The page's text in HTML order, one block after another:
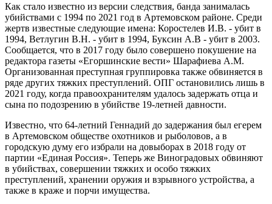
Как стало известно из версии следствия, банда занималась
убийствами с 1994 по 2021 год в Артемовском районе. Среди
жертв известные следующие имена: Коростелев И.В. - убит в
1994, Ветлугин В.Н. - убит в 1994, Буксин А.В - убит в 2003.
Сообщается, что в 2017 году было совершено покушение на
редактора газеты «Егоршинские вести» Шарафиева А.М.
Организованная преступная группировка также обвиняется в
ряде других тяжких преступлений. ОПГ остановились лишь в
2021 году, когда правоохранителям удалось задержать отца и
сына по подозрению в убийстве 19-летней давности.
Известно, что 64-летний Геннадий до задержания был егерем
в Артемовском обществе охотников и рыболовов, а в
городскую думу его избрали на довыборах в 2018 году от
партии «Единая Россия». Теперь же Виноградовых обвиняют
в убийствах, совершении тяжких и особо тяжких
преступлений, хранении оружия и взрывного устройства, а
также в краже и порчи имущества.